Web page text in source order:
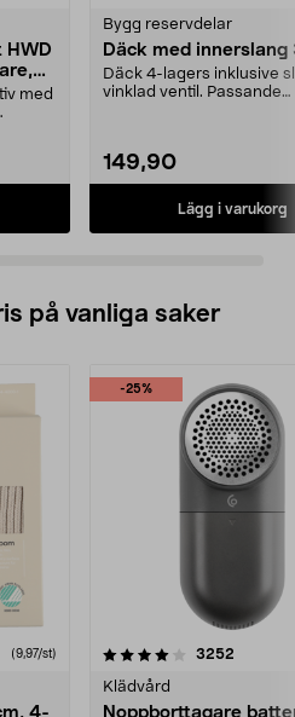
HWD
med
Bygg reservdelar
Däck med
Däck 4-lagers inklusive
vinklad ventil. Passande
149,90
Lägg i varukorg
på vanliga saker
(9,97/st)
4-
-25%
3252
Klädvård
Noppborttagare
4.5av 5 stjärnor